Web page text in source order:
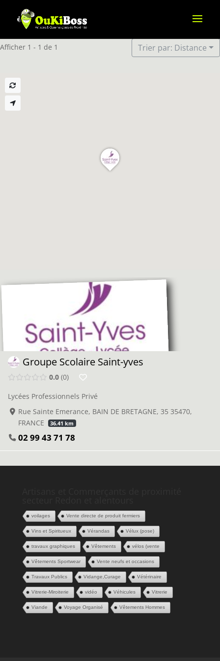
Afficher 1 - 1 de 1 Trier par: Distance
Groupe Scolaire Saint-yves
0.0 0
Lycées Professionnels Privé
Rue Sainte Emerance, BAIN DE BRETAGNE, 35 35470,
FRANCE
36.41 km
02 99 43 71 78
voilages Vente directe de produit fermiers
Vins et Spiritueux Vérandas Vélux (pose)
travaux graphiques Vêtements vélos (vente
Vêtements Sportwear Vente neufs et occasions
Travaux Publics Vidange,Curage Vétérinaire
Vitrerie-Miroiterie vidéo Véhicules Vitrerie
Viande Voyage Organisé Vêtements Hommes